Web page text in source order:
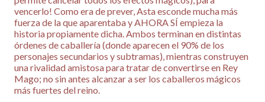
vencerlo! Como era de prever, Asta esconde mucha más
fuerza de la que aparentaba y AHORA SÍ empieza la
historia propiamente dicha. Ambos terminan en distintas
órdenes de caballería (donde aparecen el 90% de los
personajes secundarios y subtramas), mientras construyen
una rivalidad amistosa para tratar de convertirse en Rey
Mago; no sin antes alcanzar a ser los caballeros mágicos
más fuertes del reino.